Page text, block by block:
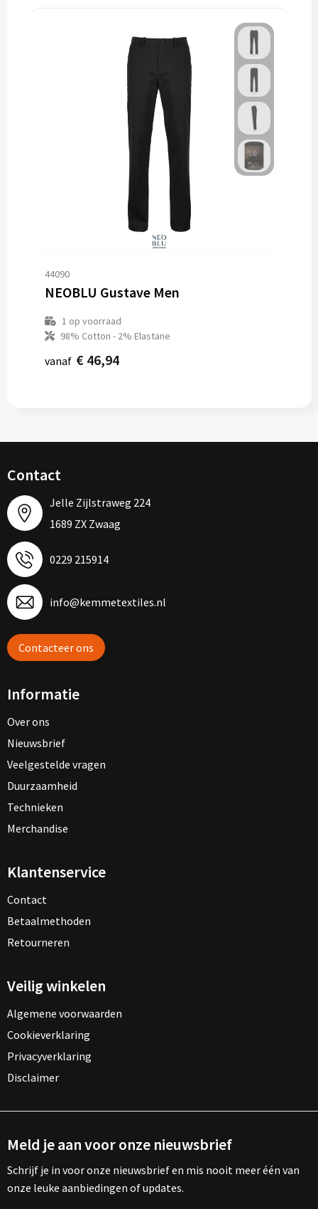
44090
NEOBLU Gustave Men
1 op voorraad
98% Cotton - 2% Elastane
vanaf € 46,94
Contact
Jelle Zijlstraweg 224
1689 ZX Zwaag
0229 215914
info@kemmetextiles.nl
Contacteer ons
Informatie
Over ons
Nieuwsbrief
Veelgestelde vragen
Duurzaamheid
Technieken
Merchandise
Klantenservice
Contact
Betaalmethoden
Retourneren
Veilig winkelen
Algemene voorwaarden
Cookieverklaring
Privacyverklaring
Disclaimer
Meld je aan voor onze nieuwsbrief
Schrijf je in voor onze nieuwsbrief en mis nooit meer één van
onze leuke aanbiedingen of updates.